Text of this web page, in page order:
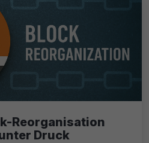
Reorganisation
Druck